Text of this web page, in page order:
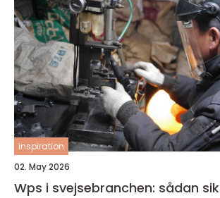
inspiration
02. May 2026
Wps i svejsebranchen: sådan